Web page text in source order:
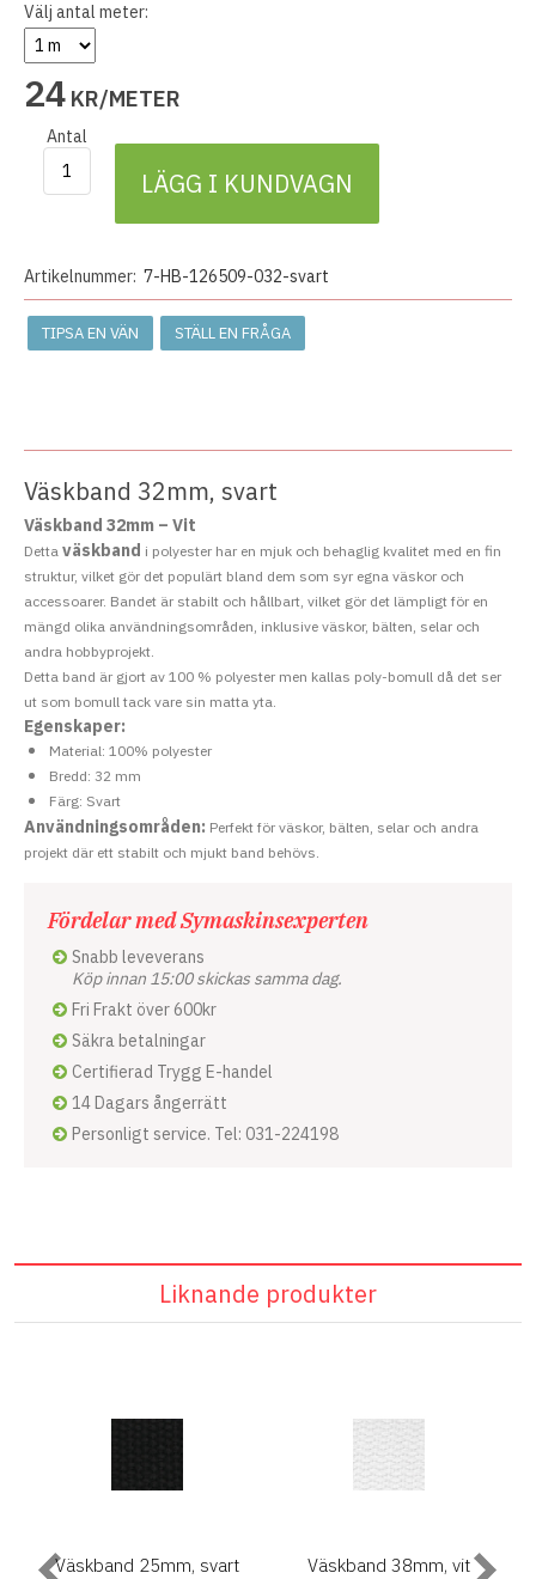
Välj antal meter:
24 KR/METER
Antal
LÄGG I KUNDVAGN
Artikelnummer: 7-HB-126509-032-svart
TIPSA EN VÄN STÄLL EN FRÅGA
Väskband 32mm, svart
Väskband 32mm – Vit
Detta väskband i polyester har en mjuk och behaglig kvalitet med en fin
struktur, vilket gör det populärt bland dem som syr egna väskor och
accessoarer. Bandet är stabilt och hållbart, vilket gör det lämpligt för en
mängd olika användningsområden, inklusive väskor, bälten, selar och
andra hobbyprojekt.
Detta band är gjort av 100 % polyester men kallas poly-bomull då det ser
ut som bomull tack vare sin matta yta.
Egenskaper:
Material: 100% polyester
Bredd: 32 mm
Färg: Svart
Användningsområden: Perfekt för väskor, bälten, selar och andra
projekt där ett stabilt och mjukt band behövs.
Fördelar med Symaskinsexperten
Snabb leveverans
Köp innan 15:00 skickas samma dag.
Fri Frakt över 600kr
Säkra betalningar
Certifierad Trygg E-handel
14 Dagars ångerrätt
Personligt service. Tel: 031-224198
Liknande produkter
Väskband 25mm, svart Väskband 38mm, vit